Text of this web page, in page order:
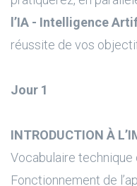
l’IA - Intelligence
réussite de vos
Jour 1
INTRODUCTION À
Vocabulaire technique
Fonctionnement de